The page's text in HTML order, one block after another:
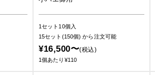
1セット10個入
15セット(150個)から注文可能
¥16,500〜(税込)
1個あたり¥110